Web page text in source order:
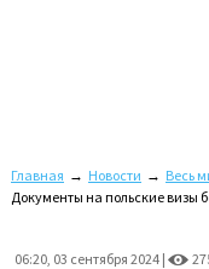
Главная → Новости → Весь
Документы на польские визы
06:20, 03 сентября 2024 |